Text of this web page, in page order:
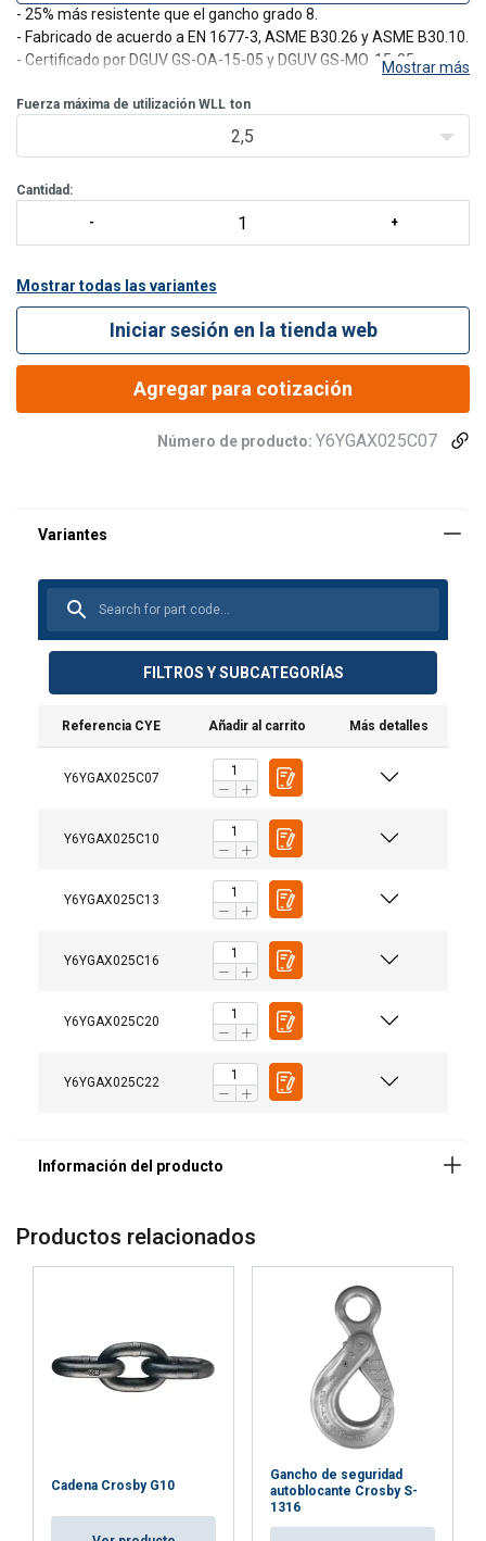
- 25% más resistente que el gancho grado 8.
- Fabricado de acuerdo a EN 1677-3, ASME B30.26 y ASME B30.10.
- Certificado por DGUV GS-OA-15-05 y DGUV GS-MO-15-05.
- Gancho probado a fatiga a 1,5 veces la WLL a 20.000 ciclos.
Mostrar más
Fuerza máxima de utilización WLL ton
2,5
Cantidad:
Mostrar todas las variantes
Iniciar sesión en la tienda web
Agregar para cotización
Número de producto: Y6YGAX025C07
FILTROS Y SUBCATEGORÍAS
Referencia CYE Añadir al carrito Más detalles
Y6YGAX025C07
Y6YGAX025C10
Y6YGAX025C13
Y6YGAX025C16
Y6YGAX025C20
Y6YGAX025C22
Coeficiente de seguridad:
Productos relacionados
Cadena Crosby G10
Gancho de seguridad
autoblocante Crosby S-
1316